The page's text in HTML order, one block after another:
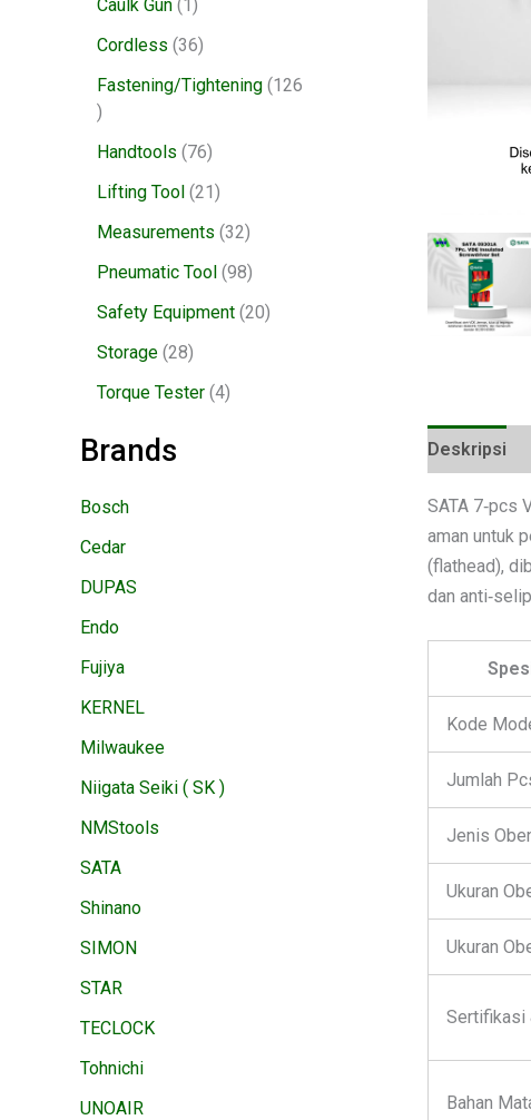
Caulk Gun 1
Cordless 36
Fastening/Tightening 126
Handtools 76
Lifting Tool 21
Measurements 32
Pneumatic Tool 98
Safety Equipment 20
Storage 28
Torque Tester 4
Brands
Bosch
Cedar
DUPAS
Endo
Fujiya
KERNEL
Milwaukee
Niigata Seiki ( SK )
NMStools
SATA
Shinano
SIMON
STAR
TECLOCK
Tohnichi
UNOAIR
Deskripsi
SATA 7‑pcs
aman untuk
(flathead),
dan
Kode
Jumlah
Jenis
Ukuran
Ukuran
Sertifikasi
Bahan